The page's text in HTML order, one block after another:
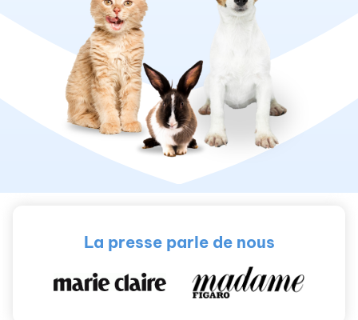
La presse parle de nous